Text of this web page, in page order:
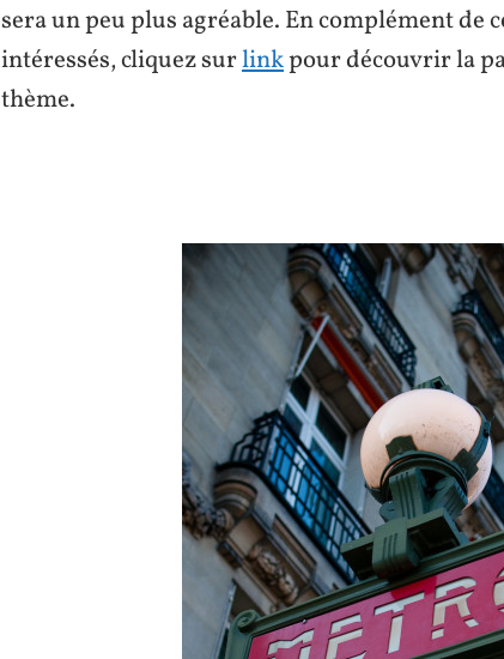
sera un peu plus agréable. En complément de
intéressés, cliquez surlinkpour découvrir la
thème.